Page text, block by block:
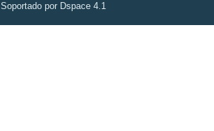
Soportado por Dspace 4.1